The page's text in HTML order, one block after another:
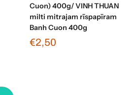
Cuon) 400g/ VINH THUAN
milti mitrajam rīspapīram
Banh Cuon 400g
€2,50